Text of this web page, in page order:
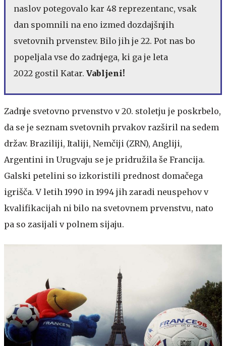
naslov potegovalo kar 48 reprezentanc, vsak
dan spomnili na eno izmed dozdajšnjih
svetovnih prvenstev. Bilo jih je 22. Pot nas bo
popeljala vse do zadnjega, ki ga je leta
2022 gostil Katar. Vabljeni!
Zadnje svetovno prvenstvo v 20. stoletju je poskrbelo,
da se je seznam svetovnih prvakov razširil na sedem
držav. Braziliji, Italiji, Nemčiji (ZRN), Angliji,
Argentini in Urugvaju se je pridružila še Francija.
Galski petelini so izkoristili prednost domačega
igrišča. V letih 1990 in 1994 jih zaradi neuspehov v
kvalifikacijah ni bilo na svetovnem prvenstvu, nato
pa so zasijali v polnem sijaju.